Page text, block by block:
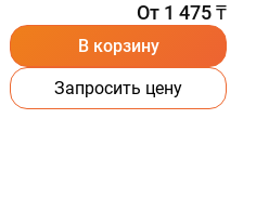
От 1 475 ₸
В корзину
Запросить цену